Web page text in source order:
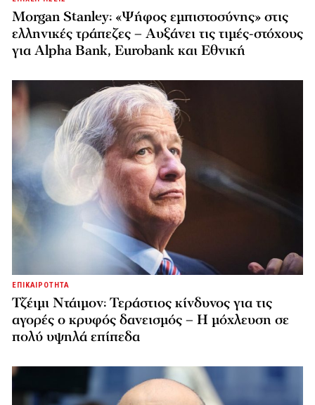
Morgan Stanley: «Ψήφος εμπιστοσύνης» στις
ελληνικές τράπεζες – Αυξάνει τις τιμές-στόχους
για Alpha Bank, Eurobank και Εθνική
ΕΠΙΚΑΙΡΟΤΗΤΑ
Τζέιμι Ντάιμον: Τεράστιος κίνδυνος για τις
αγορές ο κρυφός δανεισμός – Η μόχλευση σε
πολύ υψηλά επίπεδα